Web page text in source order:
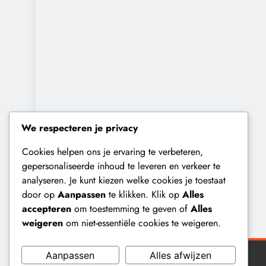
We respecteren je privacy
Cookies helpen ons je ervaring te verbeteren,
gepersonaliseerde inhoud te leveren en verkeer te
analyseren. Je kunt kiezen welke cookies je toestaat
door op Aanpassen te klikken. Klik op Alles
accepteren om toestemming te geven of Alles
weigeren om niet-essentiële cookies te weigeren.
Aanpassen Alles afwijzen